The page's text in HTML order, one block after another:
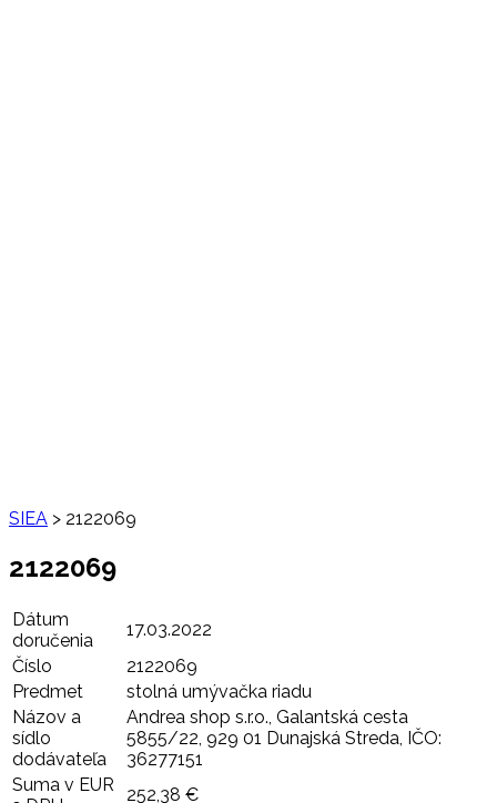
SIEA > 2122069
2122069
Dátum
doručenia
17.03.2022
Číslo
2122069
Predmet
stolná umývačka riadu
Názov a
sídlo
dodávateľa
Andrea shop s.r.o., Galantská cesta
5855/22, 929 01 Dunajská Streda, IČO:
36277151
Suma v EUR
252,38 €